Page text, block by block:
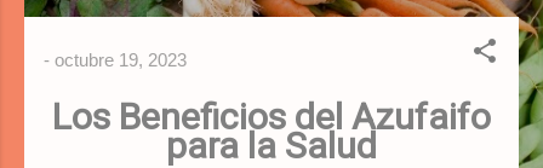
- octubre 19, 2023
Los Beneficios del Azufaifo
para la Salud